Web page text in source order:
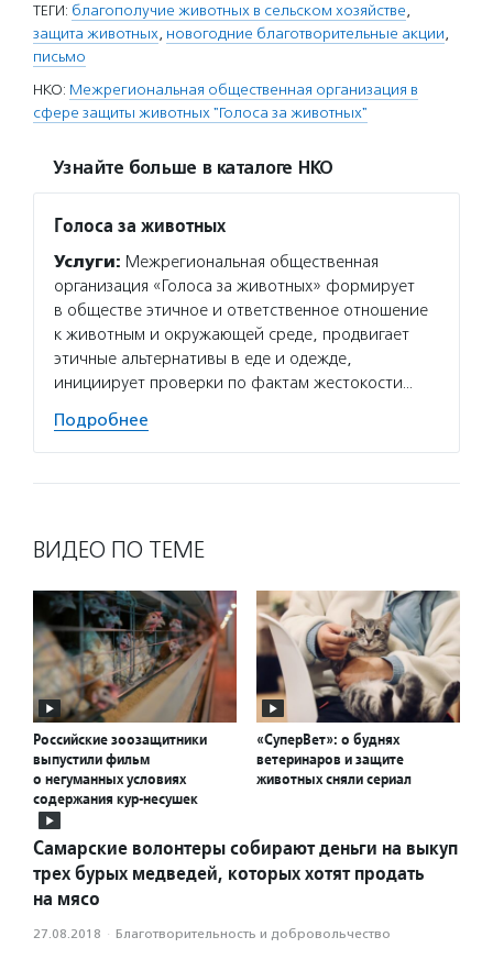
ТЕГИ: благополучие животных в сельском хозяйстве,
защита животных, новогодние благотворительные акции,
письмо
НКО: Межрегиональная общественная организация в
сфере защиты животных "Голоса за животных"
Узнайте больше в каталоге НКО
Голоса за животных
Услуги: Межрегиональная общественная
организация «Голоса за животных» формирует
в обществе этичное и ответственное отношение
к животным и окружающей среде, продвигает
этичные альтернативы в еде и одежде,
инициирует проверки по фактам жестокости…
Подробнее
ВИДЕО ПО ТЕМЕ
Российские зоозащитники
выпустили фильм
о негуманных условиях
содержания кур-несушек
«СуперВет»: о буднях
ветеринаров и защите
животных сняли сериал
Самарские волонтеры собирают деньги на выкуп
трех бурых медведей, которых хотят продать
на мясо
27.08.2018 · Благотвори­тель­ность и доброволь­чест­во